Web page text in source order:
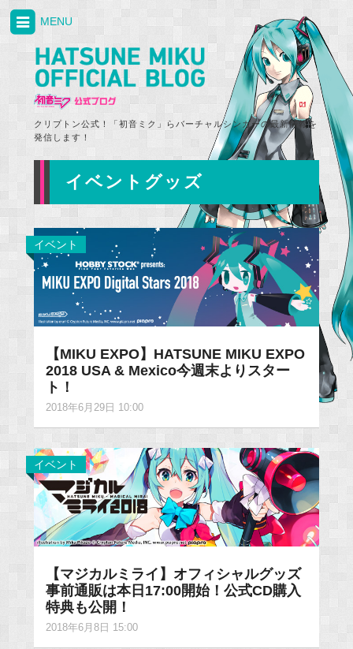
クリプトン公式！「初音ミク」らバーチャルシンガーの最新情報を
発信します！
MENU
イベントグッズ
イベント
【MIKU EXPO】HATSUNE MIKU EXPO
2018 USA & Mexico今週末よりスター
ト！
2018年6月29日 10:00
イベント
【マジカルミライ】オフィシャルグッズ
事前通販は本日17:00開始！公式CD購入
特典も公開！
2018年6月8日 15:00